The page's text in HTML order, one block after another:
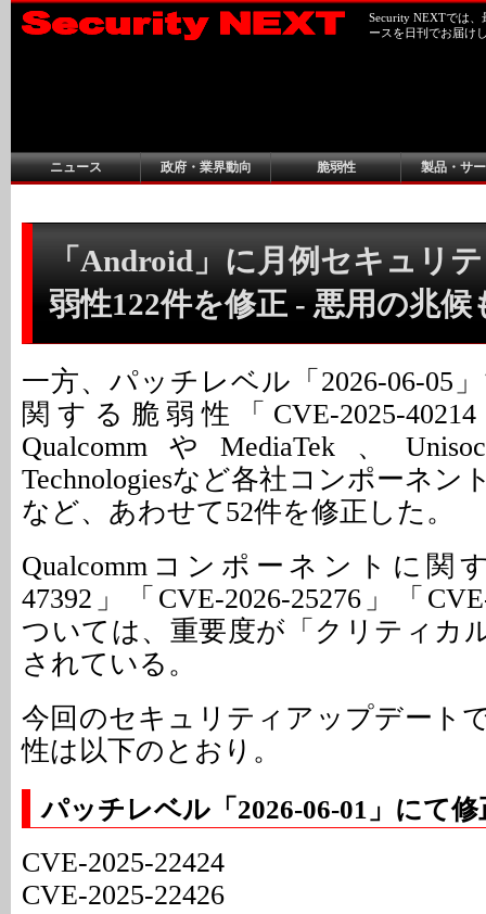
Security NEXTでは
ースを日刊でお届け
ニュース 政府・業界動向 脆弱性 製品・サ
「Android」に月例セキュリ
弱性122件を修正 - 悪用の兆候
一方、パッチレベル「2026-06-05
関する脆弱性「CVE-2025-
QualcommやMediaTek、
Technologiesなど各社コンポーネン
など、あわせて52件を修正した。
Qualcommコンポーネントに関
47392」「CVE-2026-25276」「
ついては、重要度が「クリティカ
されている。
今回のセキュリティアップデート
性は以下のとおり。
パッチレベル「2026-06-01」にて
CVE-2025-22424
CVE-2025-22426